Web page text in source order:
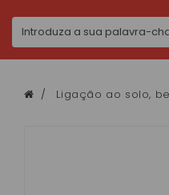
Ligação ao solo,